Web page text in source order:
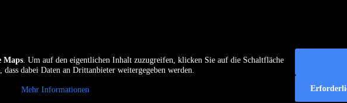
Maps. Um auf den eigentlichen Inhalt zuzugreifen, klicken Sie auf die Schaltfläche
dass dabei Daten an Drittanbieter weitergegeben werden.
Mehr Informationen